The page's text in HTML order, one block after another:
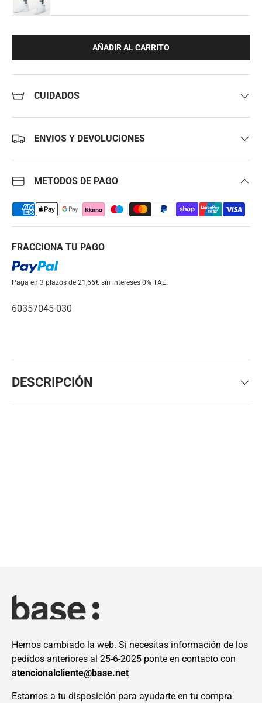
AÑADIR AL CARRITO
CUIDADOS
ENVIOS Y DEVOLUCIONES
METODOS DE PAGO
FRACCIONA TU PAGO
Paga en 3 plazos de 21,66€ sin intereses 0% TAE.
60357045-030
DESCRIPCIÓN
Hemos cambiado la web. Si necesitas información de los
pedidos anteriores al 25-6-2025 ponte en contacto con
atencionalcliente@base.net
Estamos a tu disposición para ayudarte en tu compra